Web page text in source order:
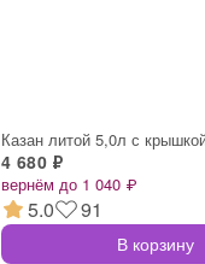
Казан литой 5,0л с
4 680 ₽
вернём до 1 040 ₽
5.0 91
В корзину